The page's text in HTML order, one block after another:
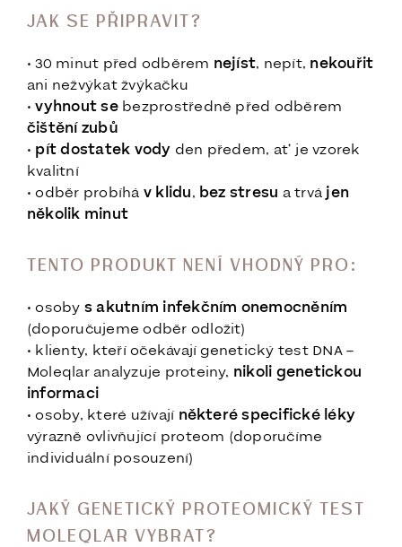
JAK SE PŘIPRAVIT?
• 30 minut před odběrem nejíst, nepít, nekouřit
ani nežvýkat žvýkačku
•vyhnout sebezprostředně před odběrem
čištění zubů
• pít dostatek vody den předem, ať je vzorek
kvalitní
• odběr probíhá v klidu, bez stresu a trvájen
několik minut
TENTO PRODUKT NENÍ VHODNÝ PRO:
• osoby s akutním infekčním onemocněním
(doporučujeme odběr odložit)
• klienty, kteří očekávají genetický test DNA –
Moleqlar analyzuje proteiny, nikoli genetickou
informaci
• osoby, které užívají některé specifické léky
výrazně ovlivňující proteom (doporučíme
individuální posouzení)
JAKÝ GENETICKÝ PROTEOMICKÝ TEST
MOLEQLAR VYBRAT?